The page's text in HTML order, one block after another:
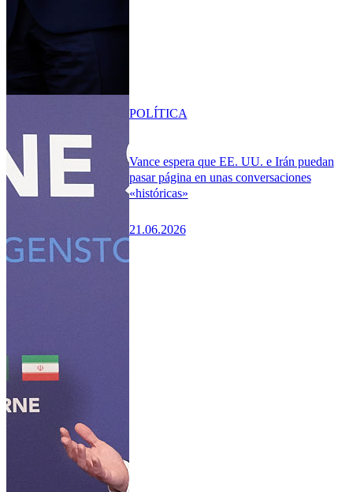
Vance espera que EE. UU. e Irán puedan
pasar página en unas conversaciones
«históricas»
21.06.2026
POLÍTICA